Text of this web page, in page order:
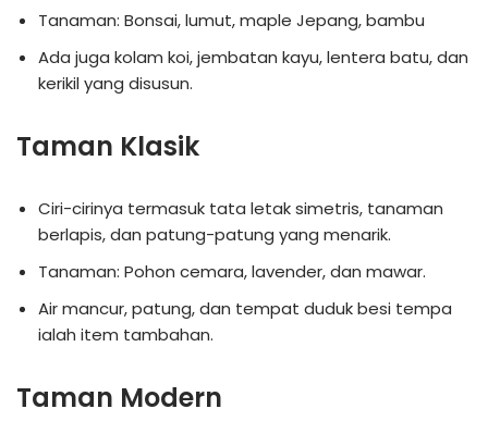
Tanaman: Bonsai, lumut, maple Jepang, bambu
Ada juga kolam koi, jembatan kayu, lentera batu, dan
kerikil yang disusun.
Taman Klasik
Ciri-cirinya termasuk tata letak simetris, tanaman
berlapis, dan patung-patung yang menarik.
Tanaman: Pohon cemara, lavender, dan mawar.
Air mancur, patung, dan tempat duduk besi tempa
ialah item tambahan.
Taman Modern